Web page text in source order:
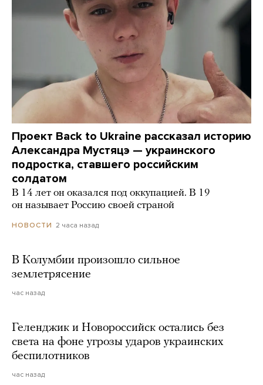
Проект Back to Ukraine рассказал историю
Александра Мустяцэ — украинского
подростка, ставшего российским
солдатом
В 14 лет он оказался под оккупацией. В 19
он называет Россию своей страной
НОВОСТИ 2 часа назад
В Колумбии произошло сильное
землетрясение
час назад
Геленджик и Новороссийск остались без
света на фоне угрозы ударов украинских
беспилотников
час назад